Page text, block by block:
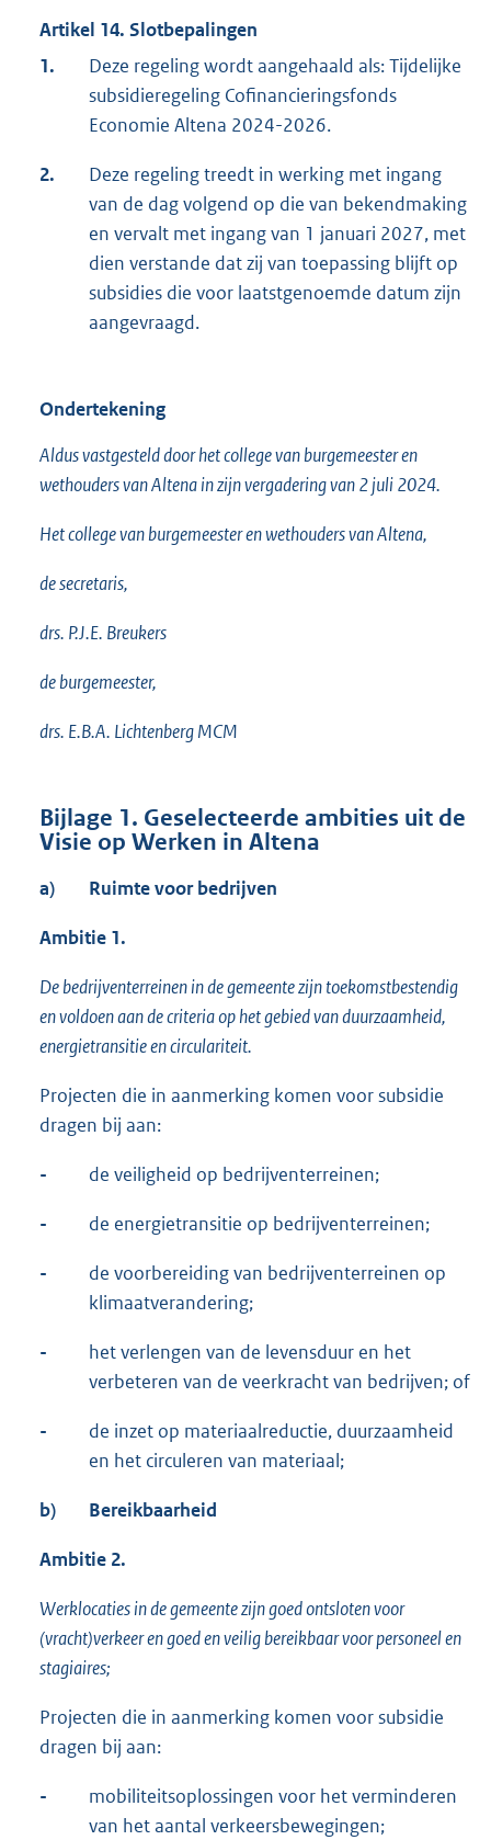
Artikel 14. Slotbepalingen
1.
Deze regeling wordt aangehaald als: Tijdelijke
subsidieregeling Cofinancieringsfonds
Economie Altena 2024-2026.
2.
Deze regeling treedt in werking met ingang
van de dag volgend op die van bekendmaking
en vervalt met ingang van 1 januari 2027, met
dien verstande dat zij van toepassing blijft op
subsidies die voor laatstgenoemde datum zijn
aangevraagd.
Ondertekening
Aldus vastgesteld door het college van burgemeester en
wethouders van Altena in zijn vergadering van 2 juli 2024.
Het college van burgemeester en wethouders van Altena,
de secretaris,
drs. P.J.E. Breukers
de burgemeester,
drs. E.B.A. Lichtenberg MCM
Bijlage 1. Geselecteerde ambities uit de
Visie op Werken in Altena
a) Ruimte voor bedrijven
Ambitie 1.
De bedrijventerreinen in de gemeente zijn toekomstbestendig
en voldoen aan de criteria op het gebied van duurzaamheid,
energietransitie en circulariteit.
Projecten die in aanmerking komen voor subsidie
dragen bij aan:
- de veiligheid op bedrijventerreinen;
- de energietransitie op bedrijventerreinen;
-
de voorbereiding van bedrijventerreinen op
klimaatverandering;
-
het verlengen van de levensduur en het
verbeteren van de veerkracht van bedrijven; of
-
de inzet op materiaalreductie, duurzaamheid
en het circuleren van materiaal;
b) Bereikbaarheid
Ambitie 2.
Werklocaties in de gemeente zijn goed ontsloten voor
(vracht)verkeer en goed en veilig bereikbaar voor personeel en
stagiaires;
Projecten die in aanmerking komen voor subsidie
dragen bij aan:
-
mobiliteitsoplossingen voor het verminderen
van het aantal verkeersbewegingen;